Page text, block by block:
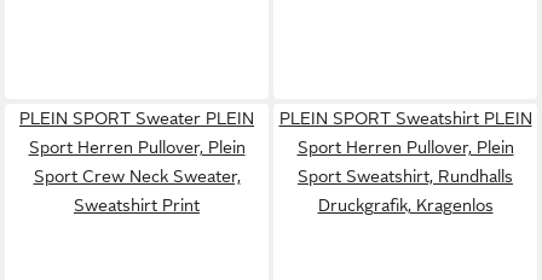
PLEIN SPORT Sweater PLEIN
Sport Herren Pullover, Plein
Sport Crew Neck Sweater,
Sweatshirt Print
PLEIN SPORT Sweatshirt PLEIN
Sport Herren Pullover, Plein
Sport Sweatshirt, Rundhalls
Druckgrafik, Kragenlos